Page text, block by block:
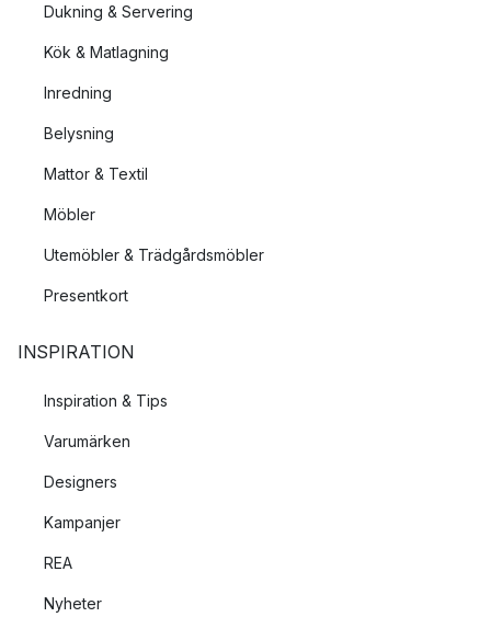
Dukning & Servering
Kök & Matlagning
Inredning
Belysning
Mattor & Textil
Möbler
Utemöbler & Trädgårdsmöbler
Presentkort
INSPIRATION
Inspiration & Tips
Varumärken
Designers
Kampanjer
REA
Nyheter